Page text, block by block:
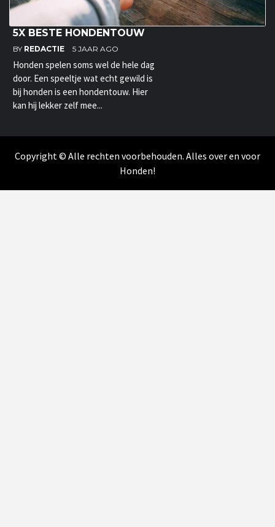
5X BESTE HONDENTOUW
BY REDACTIE 5 JAAR AGO
Honden spelen soms wel de hele dag
door. Een speeltje wat echt gewild is
bij honden is een hondentouw. Hier
kan hij lekker zelf mee...
Copyright © Alle rechten voorbehouden. Alles over en voor
Honden!